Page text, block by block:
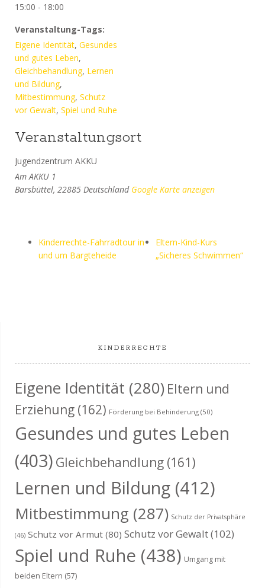
15:00 - 18:00
Veranstaltung-Tags:
Eigene Identität, Gesundes
und gutes Leben,
Gleichbehandlung, Lernen
und Bildung,
Mitbestimmung, Schutz
vor Gewalt, Spiel und Ruhe
Veranstaltungsort
Jugendzentrum AKKU
Am AKKU 1
Barsbüttel, 22885 Deutschland Google Karte anzeigen
Kinderrechte-Fahrradtour in
und um Bargteheide
Eltern-Kind-Kurs
„Sicheres Schwimmen“
KINDERRECHTE
Eigene Identität (280) Eltern und
Erziehung (162) Förderung bei Behinderung (50)
Gesundes und gutes Leben
(403) Gleichbehandlung (161)
Lernen und Bildung (412)
Mitbestimmung (287) Schutz der Privatsphäre
(46) Schutz vor Armut (80) Schutz vor Gewalt(102)
Spiel und Ruhe (438) Umgang mit
beiden Eltern (57)